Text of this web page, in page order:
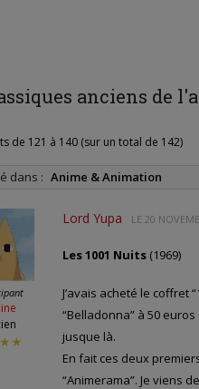
anciens de
de 121 à 140 (sur un total de 142)
dans : Anime & Animation
Lord Yupa LE 20
Les 1001 Nuits (1969)
J’avais acheté le coffret
“Belladonna” à 50
jusque là.
En fait ces deux
“Animerama”. Je viens